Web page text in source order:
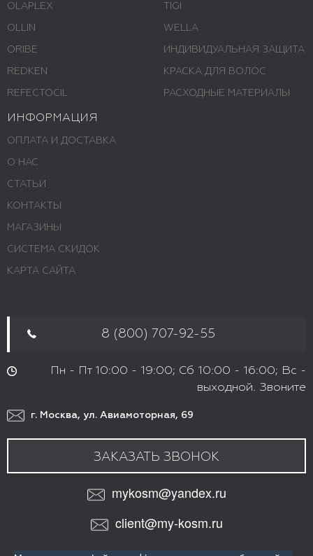
OLAPLEX
OLLIN
ORIBE
REDKEN
REFECTOCIL
TIGI
WELLA
ИНДИВИДУАЛЬНАЯ ЗАЩИТА
КРАСКА ДЛЯ ВОЛОС
РАСХОДНЫЕ МАТЕРИАЛЫ
ИНФОРМАЦИЯ
ОПЛАТА И ДОСТАВКА
О НАС
СТАТЬИ
КОНТАКТЫ
МАГАЗИНЫ
СИСТЕМА СКИДОК
КАРТА САЙТА
8 (800) 707-92-55
Пн - Пт 10:00 - 19:00; Сб 10:00 - 16:00; Вс -
выходной. Звоните
г. Москва, ул. Авиамоторная, 69
ЗАКАЗАТЬ ЗВОНОК
mykosm@yandex.ru
client@my-kosm.ru
МЫ В СОЦИАЛЬНЫХ СЕТЯХ: